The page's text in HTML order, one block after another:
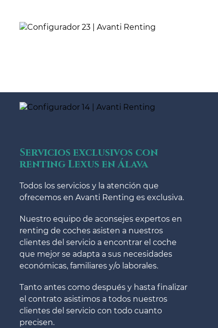
Servicios exclusivos con
renting Lexus en Álava
Todos los servicios y la atención que
ofrecemos en Avanti Renting es exclusiva.
Nuestro equipo de aconsejes expertos en
renting de coches asisten a nuestros
clientes del servicio a encontrar el coche
que mejor se adapta a sus necesidades
económicas, familiares y/o laborales.
Tanto antes como después y hasta finalizar
el contrato asistimos a todos nuestros
clientes del servicio con todo cuanto
precisen.